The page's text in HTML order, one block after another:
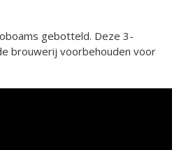
gebotteld. Deze 3-
brouwerij voorbehouden voor